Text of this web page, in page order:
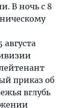
В ночь с 8
приказ об
вглубь